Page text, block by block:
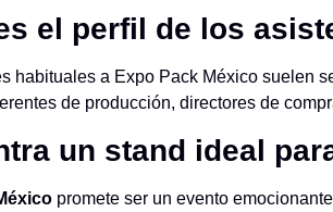
el perfil de los
habituales a Expo Pack México suelen
de producción, directores de
un stand ideal
promete ser un evento